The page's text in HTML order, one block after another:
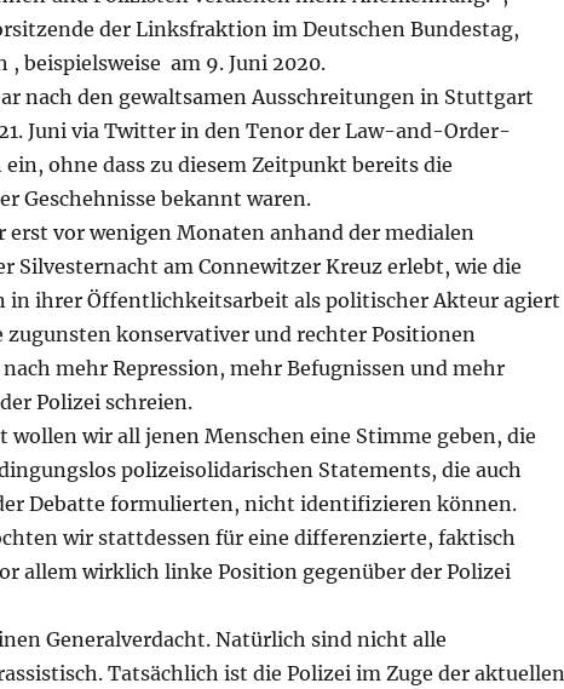
der Linksfraktion im Deutschen Bundestag,
, beispielsweise am 9. Juni 2020.
nach den gewaltsamen Ausschreitungen in Stuttgart
Juni via Twitter in den Tenor der Law-and-Order-
ohne dass zu diesem Zeitpunkt bereits die
Geschehnisse bekannt waren.
erst vor wenigen Monaten anhand der medialen
Silvesternacht am Connewitzer Kreuz erlebt, wie die
in ihrer Öffentlichkeitsarbeit als politischer Akteur agiert
zugunsten konservativer und rechter Positionen
mehr Repression, mehr Befugnissen und mehr
Polizei schreien.
wollen wir all jenen Menschen eine Stimme geben, die
polizeisolidarischen Statements, die auch
Debatte formulierten, nicht identifizieren können.
wir stattdessen für eine differenzierte, faktisch
allem wirklich linke Position gegenüber der Polizei
Generalverdacht. Natürlich sind nicht alle
Tatsächlich ist die Polizei im Zuge der aktuellen